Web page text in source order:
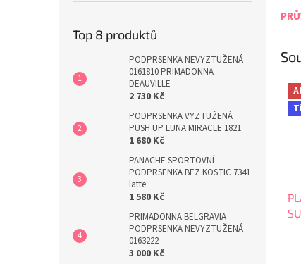
Top 8 produktů
PODPRSENKA NEVYZTUŽENÁ
0161810 PRIMADONNA
DEAUVILLE
2 730 Kč
PODPRSENKA VYZTUŽENÁ
PUSH UP LUNA MIRACLE 1821
1 680 Kč
PANACHE SPORTOVNÍ
PODPRSENKA BEZ KOSTIC 7341
latte
1 580 Kč
PRIMADONNA BELGRAVIA
PODPRSENKA NEVYZTUŽENÁ
0163222
3 000 Kč